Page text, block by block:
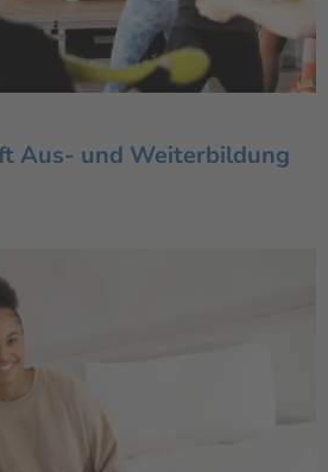
Aus- und Weiterbildung